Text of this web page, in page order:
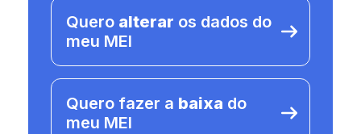
Quero alterar os dados do
meu MEI
Quero fazer a baixa do
meu MEI